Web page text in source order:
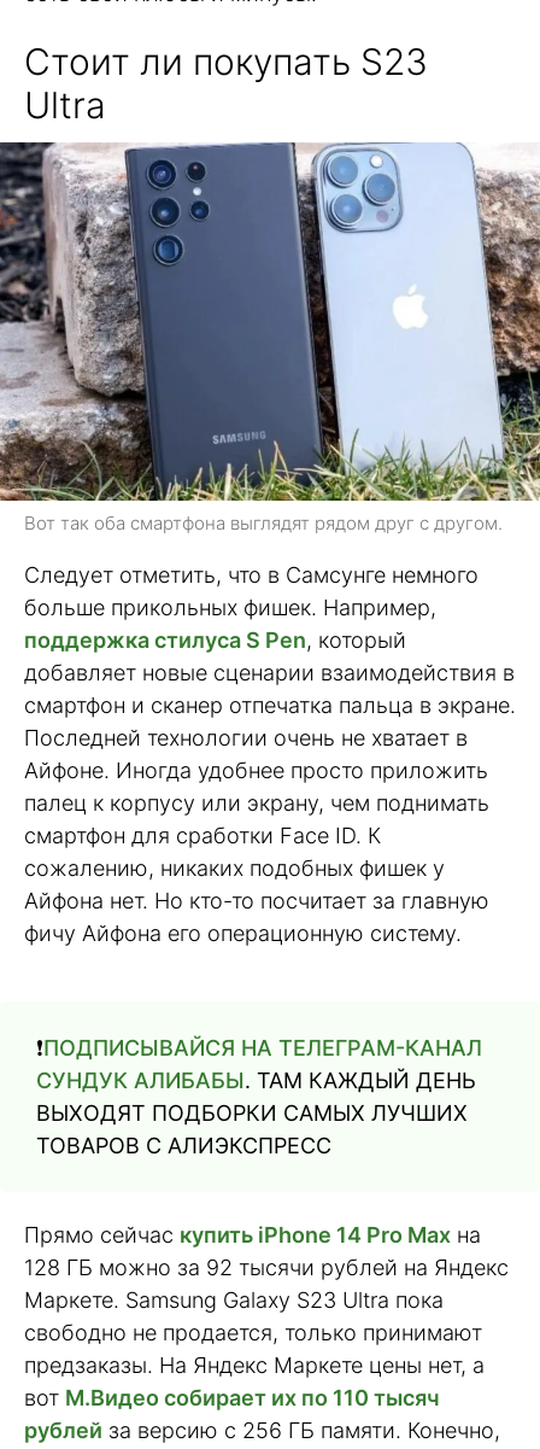
Стоит ли покупать S23
Ultra
Вот так оба смартфона выглядят рядом друг с другом.
Следует отметить, что в Самсунге немного
больше прикольных фишек. Например,
поддержка стилуса S Pen, который
добавляет новые сценарии взаимодействия в
смартфон и сканер отпечатка пальца в экране.
Последней технологии очень не хватает в
Айфоне. Иногда удобнее просто приложить
палец к корпусу или экрану, чем поднимать
смартфон для сработки Face ID. К
сожалению, никаких подобных фишек у
Айфона нет. Но кто-то посчитает за главную
фичу Айфона его операционную систему.
❗️ПОДПИСЫВАЙСЯ НА ТЕЛЕГРАМ-КАНАЛ
СУНДУК АЛИБАБЫ. ТАМ КАЖДЫЙ ДЕНЬ
ВЫХОДЯТ ПОДБОРКИ САМЫХ ЛУЧШИХ
ТОВАРОВ С АЛИЭКСПРЕСС
Прямо сейчас купить iPhone 14 Pro Max на
128 ГБ можно за 92 тысячи рублей на Яндекс
Маркете. Samsung Galaxy S23 Ultra пока
свободно не продается, только принимают
предзаказы. На Яндекс Маркете цены нет, а
вот М.Видео собирает их по 110 тысяч
рублей за версию с 256 ГБ памяти. Конечно,